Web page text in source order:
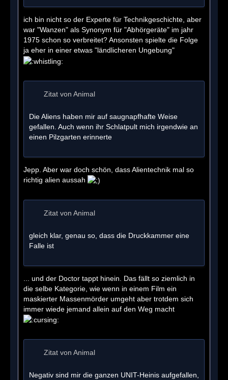
ich bin nicht so der Experte für Technikgeschichte, aber
war "Wanzen" als Synonym für "Abhörgeräte" im jahr
1975 schon so verbreitet? Ansonsten spielte die Folge
ja eher in einer etwas "ländlicheren Ungebung"
Zitat von Animal
Die Aliens haben mir auf saugnapfhafte Weise
gefallen. Auch wenn ihr Schlatpult mich irgendwie an
einen Pilzgarten erinnerte
Jepp. Aber war doch schön, dass Alientechnik mal so
richtig alien aussah
Zitat von Animal
gleich klar, genau so, dass die Druckkammer eine
Falle ist
... und der Doctor tappt hinein. Das fällt so ziemlich in
die selbe Kategorie, wie wenn in einem Film ein
maskierter Massenmörder umgeht aber trotdem sich
immer wiede jemand allein auf den Weg macht
Zitat von Animal
Negativ sind mir die ganzen UNIT-Heinis aufgefallen,